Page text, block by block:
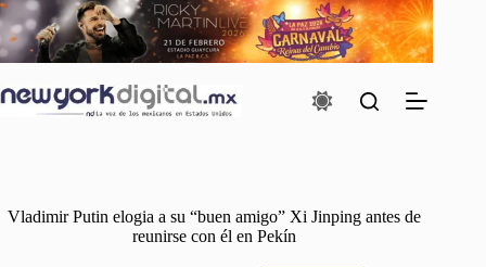
Saltar
al
contenido
Vladimir Putin elogia a su “buen amigo” Xi Jinping antes de
reunirse con él en Pekín